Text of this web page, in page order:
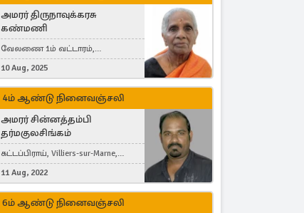
அமரர் திருநாவுக்கரசு
கண்மணி
வேலணை 1ம் வட்டாரம்,
மண்கும்பான் மேற்கு, Liestal,
Switzerland
10 Aug, 2025
4ம் ஆண்டு நினைவஞ்சலி
அமரர் சின்னத்தம்பி
தர்மகுலசிங்கம்
கட்டப்பிராய், Villiers-sur-Marne,
France
11 Aug, 2022
6ம் ஆண்டு நினைவஞ்சலி